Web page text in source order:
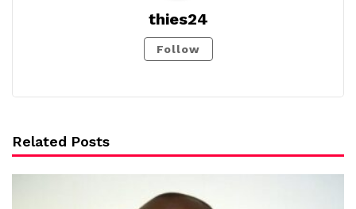
thies24
Follow
Related Posts